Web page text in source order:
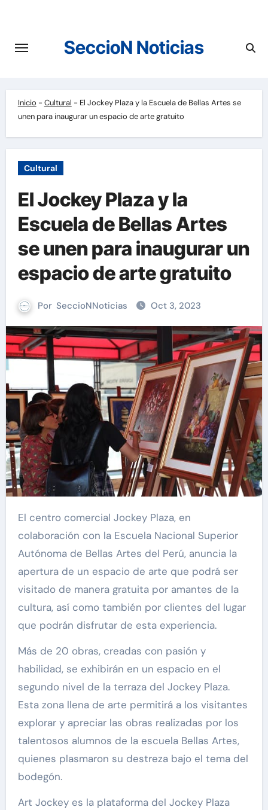
contenido
SeccioN Noticias
Inicio - Cultural - El Jockey Plaza y la Escuela de Bellas Artes se
unen para inaugurar un espacio de arte gratuito
Cultural
El Jockey Plaza y la
Escuela de Bellas Artes
se unen para inaugurar un
espacio de arte gratuito
Por SeccioNNoticias Oct 3, 2023
El centro comercial Jockey Plaza, en
colaboración con la Escuela Nacional Superior
Autónoma de Bellas Artes del Perú, anuncia la
apertura de un espacio de arte que podrá ser
visitado de manera gratuita por amantes de la
cultura, así como también por clientes del lugar
que podrán disfrutar de esta experiencia.
Más de 20 obras, creadas con pasión y
habilidad, se exhibirán en un espacio en el
segundo nivel de la terraza del Jockey Plaza.
Esta zona llena de arte permitirá a los visitantes
explorar y apreciar las obras realizadas por los
talentosos alumnos de la escuela Bellas Artes,
quienes plasmaron su destreza bajo el tema del
bodegón.
Art Jockey es la plataforma del Jockey Plaza